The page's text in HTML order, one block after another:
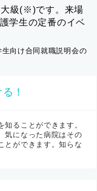
級(※)です。来場
学生の定番のイベ
向け合同就職説明会の
！
ることができます。
気になった病院はその
とができます。知らな